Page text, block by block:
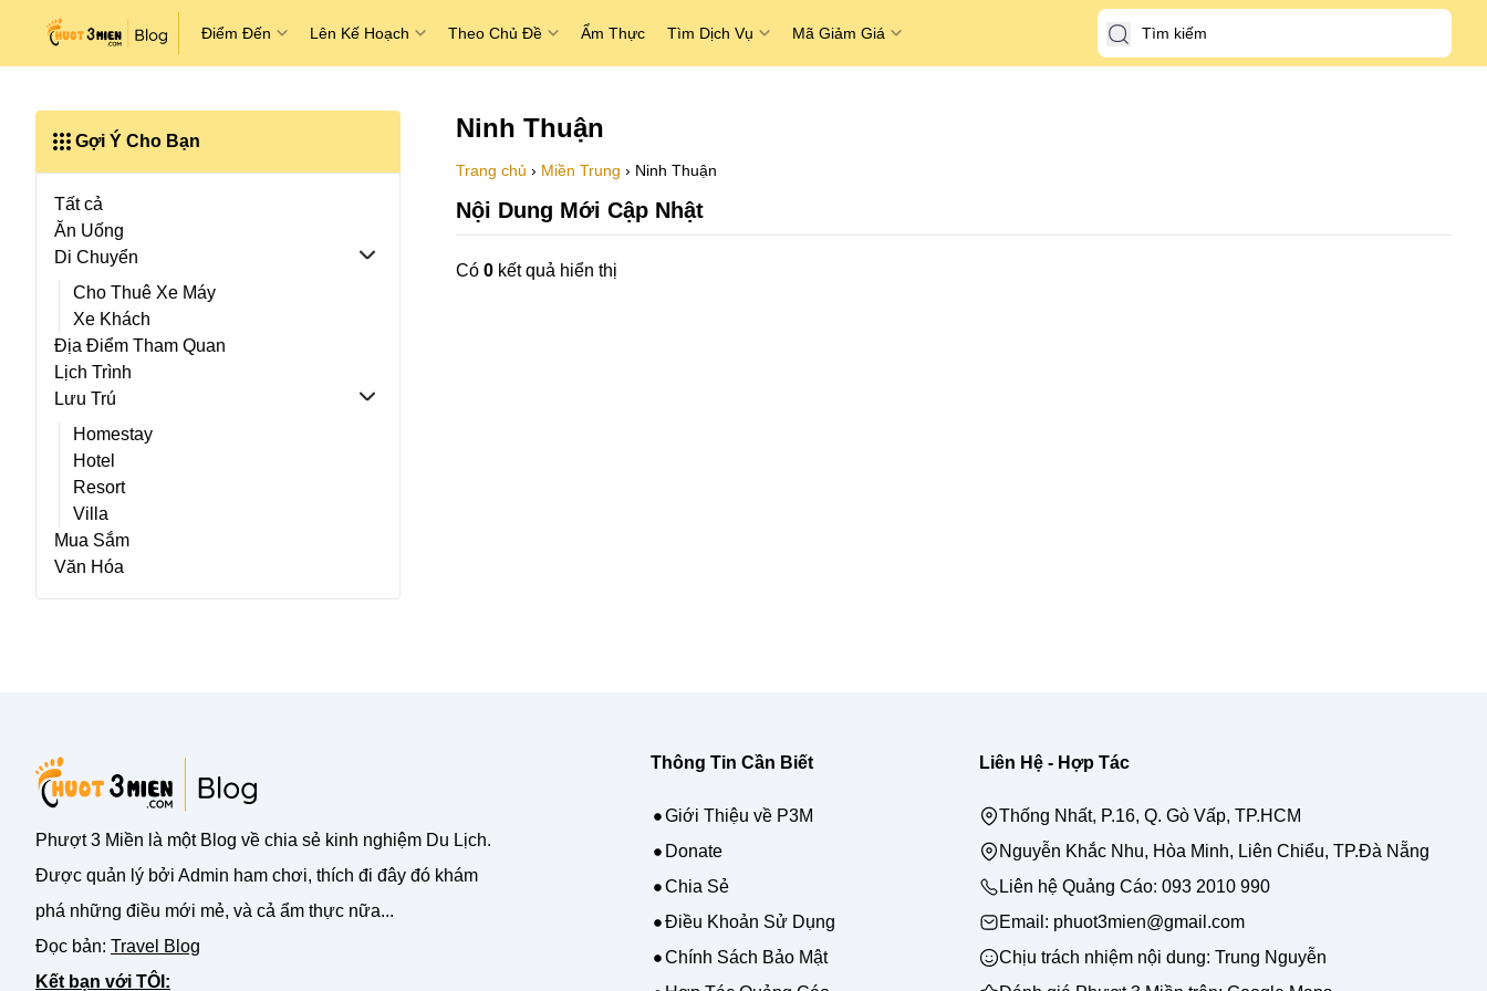
Điểm Đến Lên Kế Hoạch Theo Chủ Đề Ẩm Thực Tìm Dịch Vụ Mã Giảm Giá
Gợi Ý Cho Bạn
Tất cả
Ăn Uống
Di Chuyển
Cho Thuê Xe Máy
Xe Khách
Địa Điểm Tham Quan
Lịch Trình
Lưu Trú
Homestay
Hotel
Resort
Villa
Mua Sắm
Văn Hóa
Ninh Thuận
Trang chủ › Miền Trung › Ninh Thuận
Nội Dung Mới Cập Nhật
Có 0 kết quả hiển thị
Phượt 3 Miền là một Blog về chia sẻ kinh nghiệm Du Lịch.
Được quản lý bởi Admin ham chơi, thích đi đây đó khám
phá những điều mới mẻ, và cả ẩm thực nữa...
Đọc bản: Travel Blog
Kết bạn với TÔI:
Thông Tin Cần Biết
Giới Thiệu về P3M
Donate
Chia Sẻ
Điều Khoản Sử Dụng
Chính Sách Bảo Mật
Liên Hệ - Hợp Tác
Thống Nhất, P.16, Q. Gò Vấp, TP.HCM
Nguyễn Khắc Nhu, Hòa Minh, Liên Chiểu, TP.Đà Nẵng
Liên hệ Quảng Cáo:093 2010 990
Email: phuot3mien@gmail.com
Chịu trách nhiệm nội dung:Trung Nguyễn